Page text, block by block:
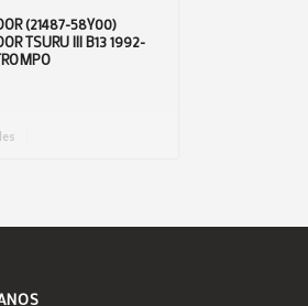
(21487-58Y00)
TSURU III B13 1992-